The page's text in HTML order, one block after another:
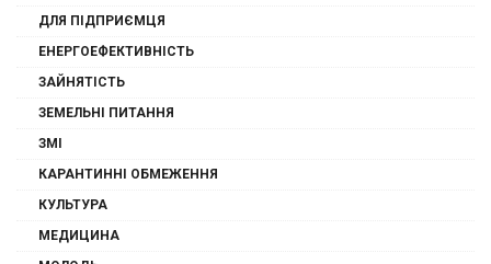
ДЛЯ ПІДПРИЄМЦЯ
ЕНЕРГОЕФЕКТИВНІСТЬ
ЗАЙНЯТІСТЬ
ЗЕМЕЛЬНІ ПИТАННЯ
ЗМІ
КАРАНТИННІ ОБМЕЖЕННЯ
КУЛЬТУРА
МЕДИЦИНА